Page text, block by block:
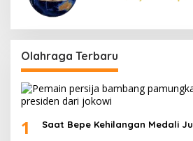
Olahraga Terbaru
1 Saat Bepe Kehilangan Medali